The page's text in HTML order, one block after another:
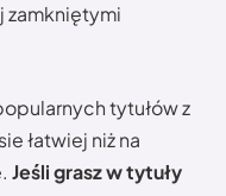
zamkniętymi
tytułów z
łatwiej niż na
Jeśli grasz w tytuły